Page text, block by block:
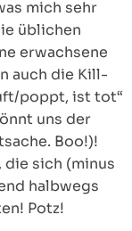
mich sehr
üblichen
erwachsene
auch die Kill-
poppt, ist tot“
uns der
Boo!)!
die sich (minus
halbwegs
Potz!